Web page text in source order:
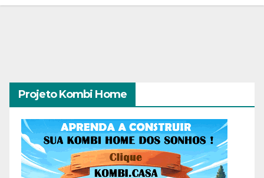
Projeto Kombi Home